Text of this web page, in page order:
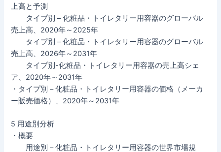
上高と予測
タイプ別 – 化粧品・トイレタリー用容器のグローバル
売上高、2020年～2025年
タイプ別 – 化粧品・トイレタリー用容器のグローバル
売上高、2026年～2031年
タイプ別-化粧品・トイレタリー用容器の売上高シェ
ア、2020年～2031年
・タイプ別 – 化粧品・トイレタリー用容器の価格（メーカ
ー販売価格）、2020年～2031年
5 用途別分析
・概要
用途別 – 化粧品・トイレタリー用容器の世界市場規